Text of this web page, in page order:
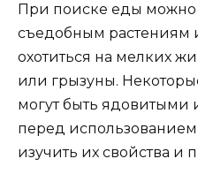
При поиске еды можно
съедобным растениям
охотиться на мелких
или грызуны.
могут быть ядовитыми
перед
изучить их свойства и